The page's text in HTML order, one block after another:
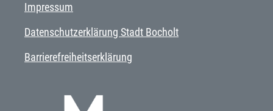
Impressum
Datenschutzerklärung Stadt Bocholt
Barrierefreiheitserklärung